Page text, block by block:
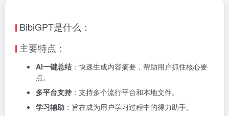
BibiGPT是什么：
主要特点：
AI一键总结 ：快速生成内容摘要，帮助用户抓住核心要
点。
多平台支持 ：支持多个流行平台和本地文件。
学习辅助 ：旨在成为用户学习过程中的得力助手。